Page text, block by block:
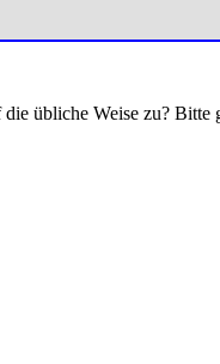
übliche Weise zu? Bitte